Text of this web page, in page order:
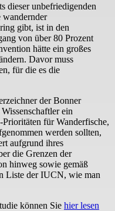
dieser unbefriedigenden
wandernder
gibt, ist in den
von über 80 Prozent
hätte ein großes
Davor muss
für die es die
der Bonner
ein
für Wanderfische,
werden sollten,
aufgrund ihres
die Grenzen der
hinweg sowie gemäß
Liste der IUCN, wie man
können Sie hier lesen